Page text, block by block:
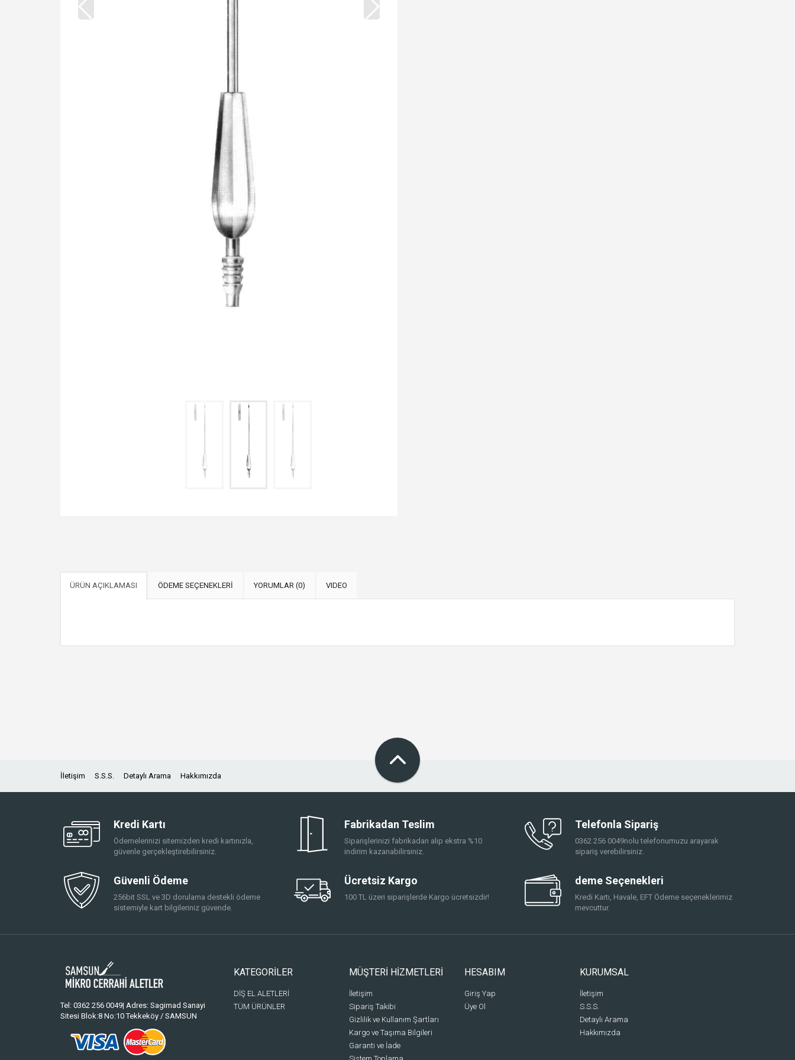
ÜRÜN AÇIKLAMASI ÖDEME SEÇENEKLERİ YORUMLAR (0) VIDEO
İletişim S.S.S. Detaylı Arama Hakkımızda
Kredi Kartı
Ödemelerinizi sitemizden kredi kartınızla,
güvenle gerçekleştirebilirsiniz.
Fabrikadan Teslim
Siparişlerinizi fabrikadan alıp ekstra %10
indirim kazanabilirsiniz.
Telefonla Sipariş
0362 256 0049nolu telefonumuzu arayarak
sipariş verebilirsiniz.
Güvenli Ödeme
256bit SSL ve 3D dorulama destekli ödeme
sistemiyle kart bilgileriniz güvende.
Ücretsiz Kargo
100 TL üzeri siparişlerde Kargo ücretsizdir!
deme Seçenekleri
Kredi Kartı, Havale, EFT Ödeme seçeneklerimiz
mevcuttur.
Tel: 0362 256 0049| Adres: Sagimad Sanayi
Sitesi Blok:8 No:10 Tekkeköy / SAMSUN
KATEGORİLER
DİŞ EL ALETLERİ
TÜM ÜRÜNLER
MÜŞTERİ HİZMETLERİ
İletişim
Sipariş Takibi
Gizlilik ve Kullanım Şartları
Kargo ve Taşıma Bilgileri
Garanti ve İade
HESABIM
Giriş Yap
Üye Ol
KURUMSAL
İletişim
S.S.S.
Detaylı Arama
Hakkımızda